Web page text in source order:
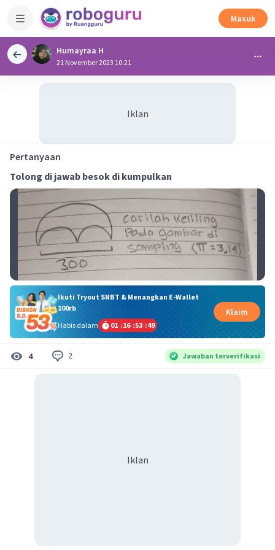
Masuk
Humayraa H
21 November 2023 10:21
Iklan
Pertanyaan
Tolong di jawab besok di kumpulkan
Ikuti Tryout SNBT & Menangkan E-Wallet
100rb
Habis dalam
01 :16 :53 :48
Klaim
4 2 Jawaban terverifikasi
Iklan